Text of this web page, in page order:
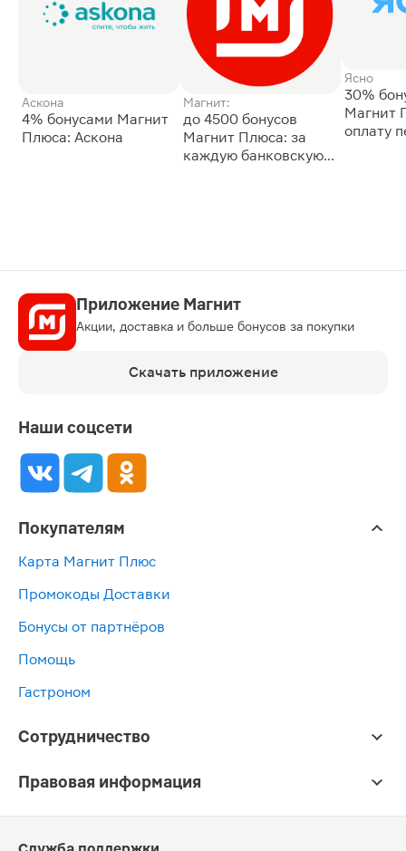
Аскона
4% бонусами Магнит
Плюса: Аскона
Магнит:
до 4500 бонусов
Магнит Плюса: за
каждую банковскую
Ясно
30%
Магнит
оплату
Приложение Магнит
Акции, доставка и больше бонусов за покупки
Скачать приложение
Наши соцсети
Покупателям
Карта Магнит Плюс
Промокоды Доставки
Бонусы от партнёров
Помощь
Гастроном
Сотрудничество
Правовая информация